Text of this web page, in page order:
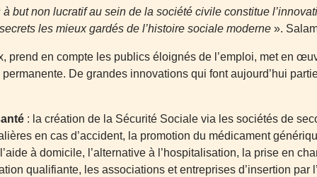
but non lucratif au sein de la société civile constitue
les mieux gardés de l’histoire sociale moderne ».
prend en compte les publics éloignés de l’emploi, met en
De grandes innovations qui font aujourd’hui
: la création de la Sécurité Sociale via les sociétés de
en cas d’accident, la promotion du médicament
à domicile, l’alternative à l’hospitalisation, la prise en
qualifiante, les associations et entreprises d’insertion par